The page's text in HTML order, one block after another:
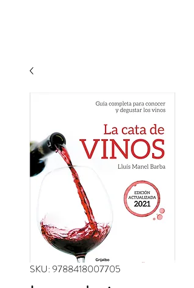
SKU: 9788418007705